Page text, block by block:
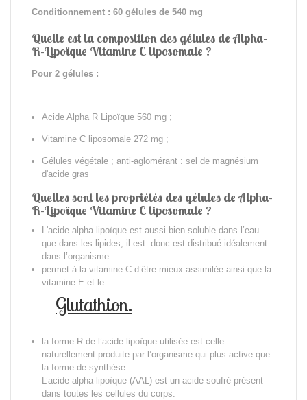
Conditionnement : 60 gélules de 540 mg
Quelle est la composition des gélules de Alpha-
R-Lipoïque Vitamine C liposomale ?
Pour 2 gélules :
Acide Alpha R Lipoïque 560 mg ;
Vitamine C liposomale 272 mg ;
Gélules végétale ; anti-aglomérant : sel de magnésium
d'acide gras
Quelles sont les propriétés des gélules de Alpha-
R-Lipoïque Vitamine C liposomale ?
L'acide alpha lipoïque est aussi bien soluble dans l’eau
que dans les lipides, il est donc est distribué idéalement
dans l’organisme
permet à la vitamine C d’être mieux assimilée ainsi que la
vitamine E et le
Glutathion.
la forme R de l’acide lipoïque utilisée est celle
naturellement produite par l’organisme qui plus active que
la forme de synthèse
L’acide alpha-lipoïque (AAL) est un acide soufré présent
dans toutes les cellules du corps.